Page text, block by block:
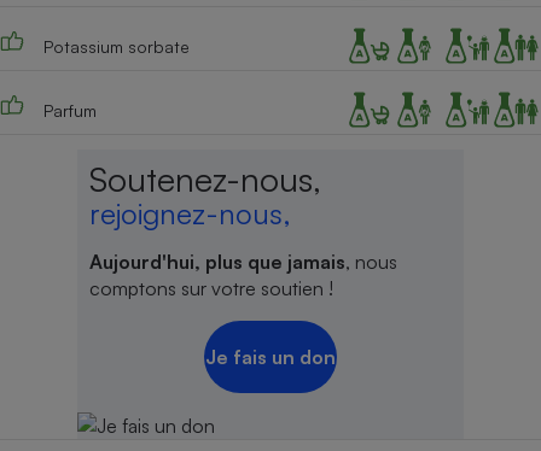
Potassium sorbate
Parfum
Soutenez-nous,
rejoignez-nous,
Aujourd'hui, plus que jamais, nous
comptons sur votre soutien !
Je fais un don